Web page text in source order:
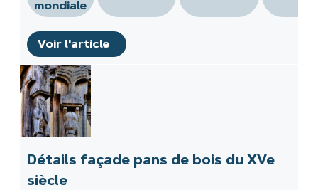
mondiale
Voir l'article
Détails façade pans de bois du XVe
siècle